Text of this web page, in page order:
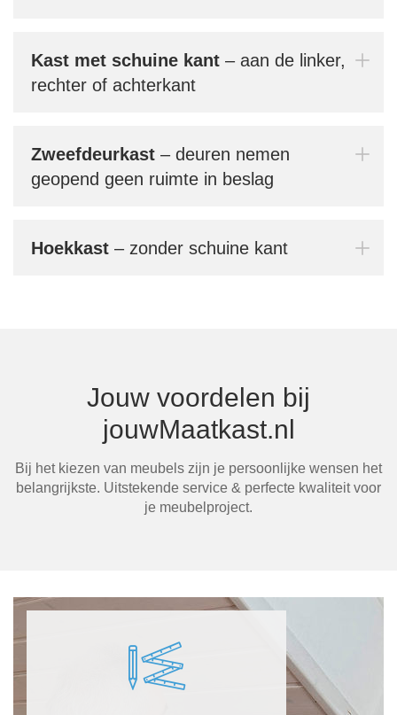
Kast met schuine kant – aan de linker,
rechter of achterkant
Zweefdeurkast – deuren nemen
geopend geen ruimte in beslag
Hoekkast – zonder schuine kant
Jouw voordelen bij
jouwMaatkast.nl
Bij het kiezen van meubels zijn je persoonlijke wensen het
belangrijkste. Uitstekende service & perfecte kwaliteit voor
je meubelproject.